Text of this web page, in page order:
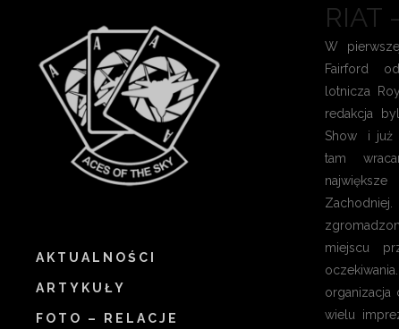
AKTUALNOŚCI
ARTYKUŁY
FOTO – RELACJE
RIAT
W
Fairford
lotnicza
redakcja
Show i już
tam
miejscu
organizacja
wielu